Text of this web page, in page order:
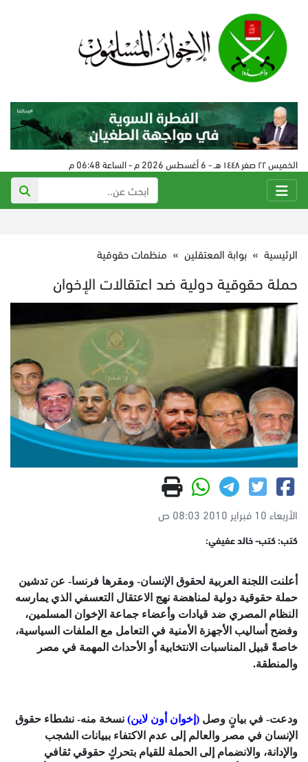
الخميس ٢٢ صفر ١٤٤٨ هـ - 6 أغسطس 2026 م - الساعة 06:48 م
الرئيسية » بوابة المعتقلين » منظمات حقوقية
حملة حقوقية دولية ضد اعتقالات الإخوان
الأربعاء 10 فبراير 2010 08:03 ص
كتب: كتب- خالد عفيفي:
أعلنت اللجنة العربية لحقوق الإنسان- ومقرها فرنسا- عن تدشين
حملة حقوقية دولية لمناهضة نهج الاعتقال التعسفي الذي يمارسه
النظام المصري ضد قيادات وأعضاء جماعة الإخوان المسلمين،
وفضح أساليب الأجهزة الأمنية في التعامل مع الملفات السياسية،
خاصةً قبيل المناسبات الانتخابية أو الأحداث المهمة في مصر
والمنطقة.
ودعت- في بيانٍ وصل (إخوان أون لاين) نسخة منه- نشطاء حقوق
الإنسان في مصر والعالم إلى عدم الاكتفاء ببيانات الشجب
والإدانة، والانضمام إلى الحملة للقيام بتحركٍ حقوقي ثقافي